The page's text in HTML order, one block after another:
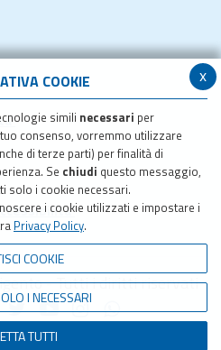
x
COOKIE
simili necessari per
consenso, vorremmo utilizzare
di terze parti) per finalità di
Se chiudi questo messaggio,
solo i cookie necessari.
i cookie utilizzati e impostare i
Privacy Policy.
COOKIE
I NECESSARI
TUTTI
- Tutti i diritti riservati